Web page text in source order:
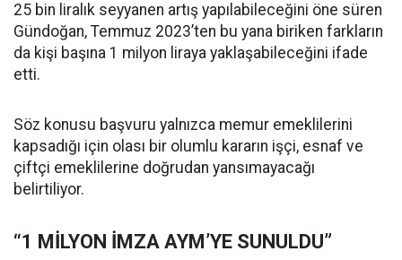
25 bin liralık seyyanen artış yapılabileceğini öne süren
Gündoğan, Temmuz 2023’ten bu yana biriken farkların
da kişi başına 1 milyon liraya yaklaşabileceğini ifade
etti.
Söz konusu başvuru yalnızca memur emeklilerini
kapsadığı için olası bir olumlu kararın işçi, esnaf ve
çiftçi emeklilerine doğrudan yansımayacağı
belirtiliyor.
“1 MİLYON İMZA AYM’YE SUNULDU”